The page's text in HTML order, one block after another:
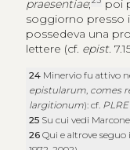
praesentiae;
poi
soggiorno presso
possedeva una
lettere (cf. epist.
24 Minervio fu attivo
epistularum comes
largitionum): cf. PLRE
25 Su cui vedi Marcone
26Qui e altrove seguo